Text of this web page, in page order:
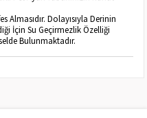
Almasıdır. Dolayısıyla Derinin
İçin Su Geçirmezlik Özelliği
Bulunmaktadır.